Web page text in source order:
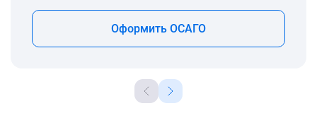
Оформить ОСАГО